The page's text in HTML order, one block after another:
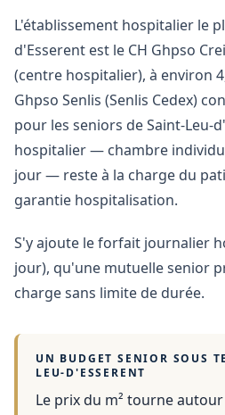
L'établissement hospitalier le
d'Esserent est le CH Ghpso
(centre hospitalier), à environ
Ghpso Senlis (Senlis Cedex)
pour les seniors de Saint-Leu-
hospitalier — chambre
jour — reste à la charge du
garantie hospitalisation.
S'y ajoute le forfait journalier
jour), qu'une mutuelle senior
charge sans limite de durée.
UN BUDGET SENIOR SOUS
LEU-D'ESSERENT
Le prix du m² tourne autour